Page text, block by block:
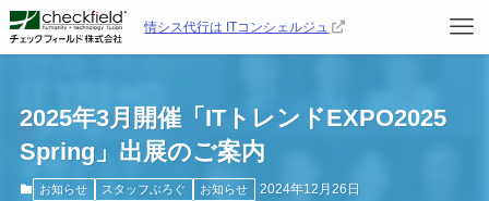
情シス代行は ITコンシェルジュ
2025年3月開催「ITトレンドEXPO2025
Spring」出展のご案内
お知らせ スタッフぶろぐ お知らせ 2024年12月26日